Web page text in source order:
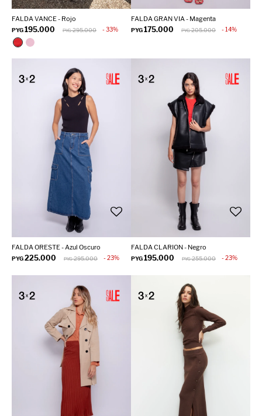
FALDA VANCE - Rojo
PYG195.000 PYG 295.000 33
FALDA GRAN VIA - Magenta
PYG175.000 PYG 205.000 14
FALDA ORESTE - Azul Oscuro
PYG225.000 PYG 295.000 23
FALDA CLARION - Negro
PYG195.000 PYG 255.000 23